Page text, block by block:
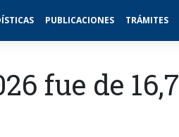
PUBLICACIONES TRÁMITES
fue de 16,7